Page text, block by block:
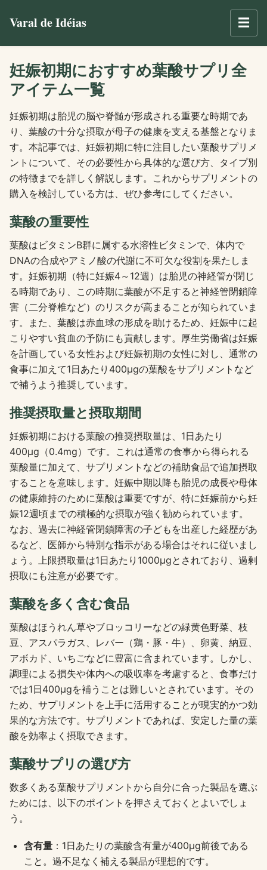
Varal de Idéias ☰
妊娠初期におすすめ葉酸サプリ全
アイテム一覧
妊娠初期は胎児の脳や脊髄が形成される重要な時期であ
り、葉酸の十分な摂取が母子の健康を支える基盤となりま
す。本記事では、妊娠初期に特に注目したい葉酸サプリメ
ントについて、その必要性から具体的な選び方、タイプ別
の特徴までを詳しく解説します。これからサプリメントの
購入を検討している方は、ぜひ参考にしてください。
葉酸の重要性
葉酸はビタミンB群に属する水溶性ビタミンで、体内で
DNAの合成やアミノ酸の代謝に不可欠な役割を果たしま
す。妊娠初期（特に妊娠4～12週）は胎児の神経管が閉じ
る時期であり、この時期に葉酸が不足すると神経管閉鎖障
害（二分脊椎など）のリスクが高まることが知られていま
す。また、葉酸は赤血球の形成を助けるため、妊娠中に起
こりやすい貧血の予防にも貢献します。厚生労働省は妊娠
を計画している女性および妊娠初期の女性に対し、通常の
食事に加えて1日あたり400μgの葉酸をサプリメントなど
で補うよう推奨しています。
推奨摂取量と摂取期間
妊娠初期における葉酸の推奨摂取量は、1日あたり
400μg（0.4mg）です。これは通常の食事から得られる
葉酸量に加えて、サプリメントなどの補助食品で追加摂取
することを意味します。妊娠中期以降も胎児の成長や母体
の健康維持のために葉酸は重要ですが、特に妊娠前から妊
娠12週頃までの積極的な摂取が強く勧められています。
なお、過去に神経管閉鎖障害の子どもを出産した経歴があ
るなど、医師から特別な指示がある場合はそれに従いまし
ょう。上限摂取量は1日あたり1000μgとされており、過剰
摂取にも注意が必要です。
葉酸を多く含む食品
葉酸はほうれん草やブロッコリーなどの緑黄色野菜、枝
豆、アスパラガス、レバー（鶏・豚・牛）、卵黄、納豆、
アボカド、いちごなどに豊富に含まれています。しかし、
調理による損失や体内への吸収率を考慮すると、食事だけ
では1日400μgを補うことは難しいとされています。その
ため、サプリメントを上手に活用することが現実的かつ効
果的な方法です。サプリメントであれば、安定した量の葉
酸を効率よく摂取できます。
葉酸サプリの選び方
数多くある葉酸サプリメントから自分に合った製品を選ぶ
ためには、以下のポイントを押さえておくとよいでしょ
う。
含有量 ：1日あたりの葉酸含有量が400μg前後である
こと。過不足なく補える製品が理想的です。